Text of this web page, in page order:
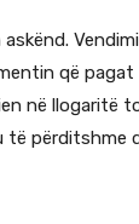
që
në llogaritë
përditshme